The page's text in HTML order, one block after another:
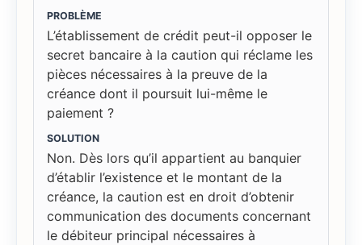
PROBLÈME
L’établissement de crédit peut-il opposer le
secret bancaire à la caution qui réclame les
pièces nécessaires à la preuve de la
créance dont il poursuit lui-même le
paiement ?
SOLUTION
Non. Dès lors qu’il appartient au banquier
d’établir l’existence et le montant de la
créance, la caution est en droit d’obtenir
communication des documents concernant
le débiteur principal nécessaires à